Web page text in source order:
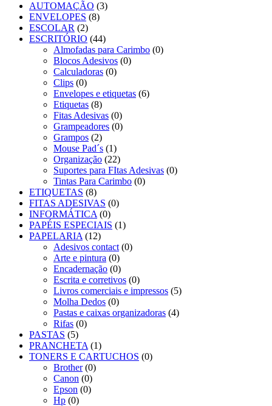
AUTOMAÇÃO (3)
ENVELOPES (8)
ESCOLAR (2)
ESCRITÓRIO (44)
Almofadas para Carimbo (0)
Blocos Adesivos (0)
Calculadoras (0)
Clips (0)
Envelopes e etiquetas (6)
Etiquetas (8)
Fitas Adesivas (0)
Grampeadores (0)
Grampos (2)
Mouse Pad´s (1)
Organização (22)
Suportes para FItas Adesivas (0)
Tintas Para Carimbo (0)
ETIQUETAS (8)
FITAS ADESIVAS (0)
INFORMÁTICA (0)
PAPÉIS ESPECIAIS (1)
PAPELARIA (12)
Adesivos contact (0)
Arte e pintura (0)
Encadernação (0)
Escrita e corretivos (0)
Livros comerciais e impressos (5)
Molha Dedos (0)
Pastas e caixas organizadoras (4)
Rifas (0)
PASTAS (5)
PRANCHETA (1)
TONERS E CARTUCHOS (0)
Brother (0)
Canon (0)
Epson (0)
Hp (0)